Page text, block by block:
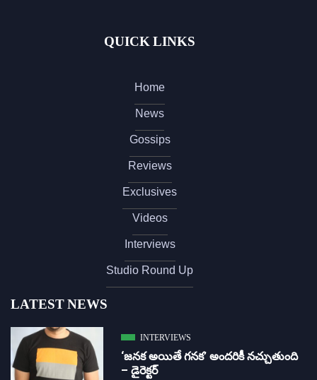
QUICK LINKS
Home
News
Gossips
Reviews
Exclusives
Videos
Interviews
Studio Round Up
LATEST NEWS
INTERVIEWS
‘జ‌న‌క అయితే గ‌న‌క‌’ అందరికీ నచ్చుతుంది
– డైరెక్ట‌ర్